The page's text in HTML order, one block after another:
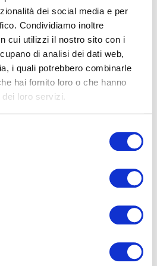
dei social media e per
Condividiamo inoltre
cui utilizzi il nostro sito con i
di analisi dei dati web,
i quali potrebbero combinarle
hai fornito loro o che hanno
loro servizi.
: F EP glnr: 71.41 kwh/㎡
ERA104-174-35
Appartamento
Via Sabotino
Roma